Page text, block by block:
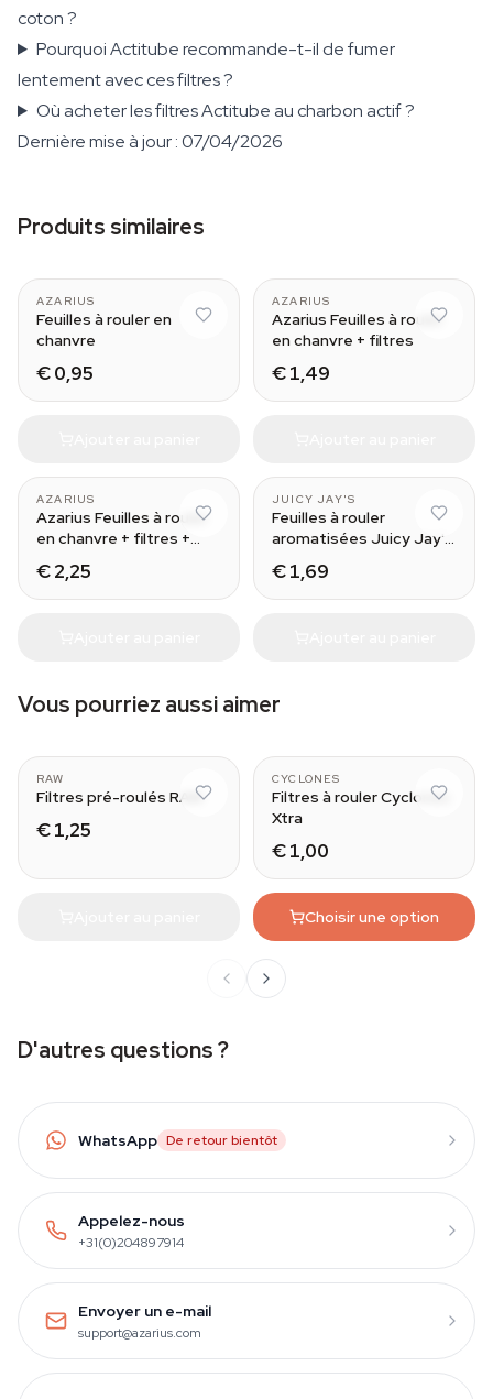
coton ?
Pourquoi Actitube recommande-t-il de fumer
lentement avec ces filtres ?
Où acheter les filtres Actitube au charbon actif ?
Dernière mise à jour : 07/04/2026
Produits similaires
AZARIUS
Feuilles à rouler en
chanvre
€ 0,95
AZARIUS
Azarius Feuilles à rouler
en chanvre + filtres
€ 1,49
AZARIUS
Azarius Feuilles à rouler
en chanvre + filtres +
€ 2,25
JUICY JAY'S
Feuilles à rouler
aromatisées Juicy Jay's
€ 1,69
Vous pourriez aussi aimer
RAW
Filtres pré-roulés RAW
€ 1,25
CYCLONES
Filtres à rouler Cyclones
Xtra
€ 1,00
Choisir une option
D'autres questions ?
WhatsApp De retour bientôt
Appelez-nous
+31(0)204897914
Envoyer un e-mail
support@azarius.com